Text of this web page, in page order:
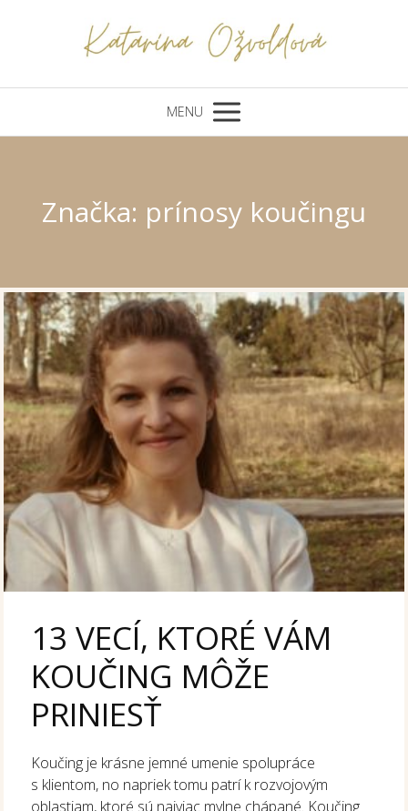
MENU
Značka: prínosy koučingu
13 VECÍ, KTORÉ VÁM
KOUČING MÔŽE
PRINIESŤ
Koučing je krásne jemné umenie spolupráce
s klientom, no napriek tomu patrí k rozvojovým
oblastiam, ktoré sú najviac mylne chápané. Koučing